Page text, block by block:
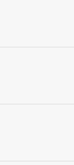
Gräben